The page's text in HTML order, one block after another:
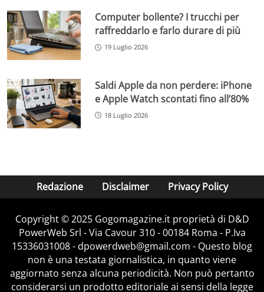
Computer bollente? I trucchi per
raffreddarlo e farlo durare di più
19 Luglio 2026
Saldi Apple da non perdere: iPhone
e Apple Watch scontati fino all’80%
18 Luglio 2026
Redazione Disclaimer Privacy Policy
Copyright © 2025 Gogomagazine.it proprietà di D&D
PowerWeb Srl - Via Cavour 310 - 00184 Roma - P.Iva
15336031008 - dpowerdweb@gmail.com - Questo blog
non è una testata giornalistica, in quanto viene
aggiornato senza alcuna periodicità. Non può pertanto
considerarsi un prodotto editoriale ai sensi della legge